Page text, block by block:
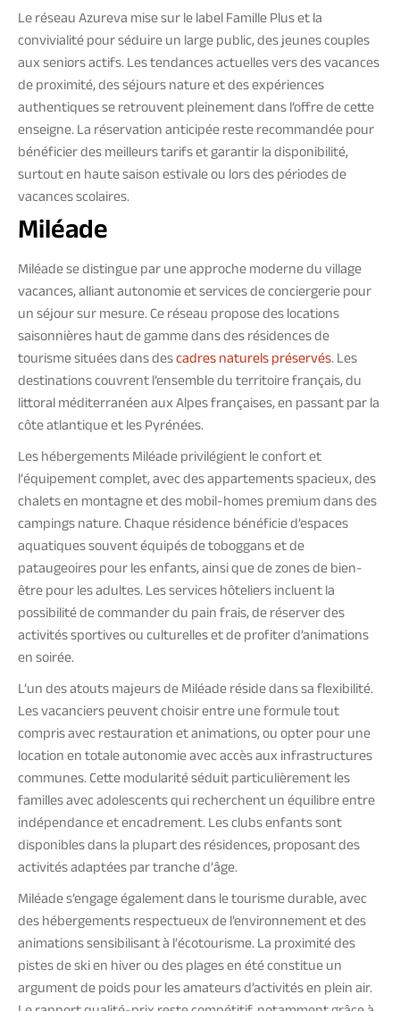
Le réseau Azureva mise sur le label Famille Plus et la
convivialité pour séduire un large public, des jeunes couples
aux seniors actifs. Les tendances actuelles vers des vacances
de proximité, des séjours nature et des expériences
authentiques se retrouvent pleinement dans l’offre de cette
enseigne. La réservation anticipée reste recommandée pour
bénéficier des meilleurs tarifs et garantir la disponibilité,
surtout en haute saison estivale ou lors des périodes de
vacances scolaires.
Miléade
Miléade se distingue par une approche moderne du village
vacances, alliant autonomie et services de conciergerie pour
un séjour sur mesure. Ce réseau propose des locations
saisonnières haut de gamme dans des résidences de
tourisme situées dans descadres naturels préservés. Les
destinations couvrent l’ensemble du territoire français, du
littoral méditerranéen aux Alpes françaises, en passant par la
côte atlantique et les Pyrénées.
Les hébergements Miléade privilégient le confort et
l’équipement complet, avec des appartements spacieux, des
chalets en montagne et des mobil-homes premium dans des
campings nature. Chaque résidence bénéficie d’espaces
aquatiques souvent équipés de toboggans et de
pataugeoires pour les enfants, ainsi que de zones de bien-
être pour les adultes. Les services hôteliers incluent la
possibilité de commander du pain frais, de réserver des
activités sportives ou culturelles et de profiter d’animations
en soirée.
L’un des atouts majeurs de Miléade réside dans sa flexibilité.
Les vacanciers peuvent choisir entre une formule tout
compris avec restauration et animations, ou opter pour une
location en totale autonomie avec accès aux infrastructures
communes. Cette modularité séduit particulièrement les
familles avec adolescents qui recherchent un équilibre entre
indépendance et encadrement. Les clubs enfants sont
disponibles dans la plupart des résidences, proposant des
activités adaptées par tranche d’âge.
Miléade s’engage également dans le tourisme durable, avec
des hébergements respectueux de l’environnement et des
animations sensibilisant à l’écotourisme. La proximité des
pistes de ski en hiver ou des plages en été constitue un
argument de poids pour les amateurs d’activités en plein air.